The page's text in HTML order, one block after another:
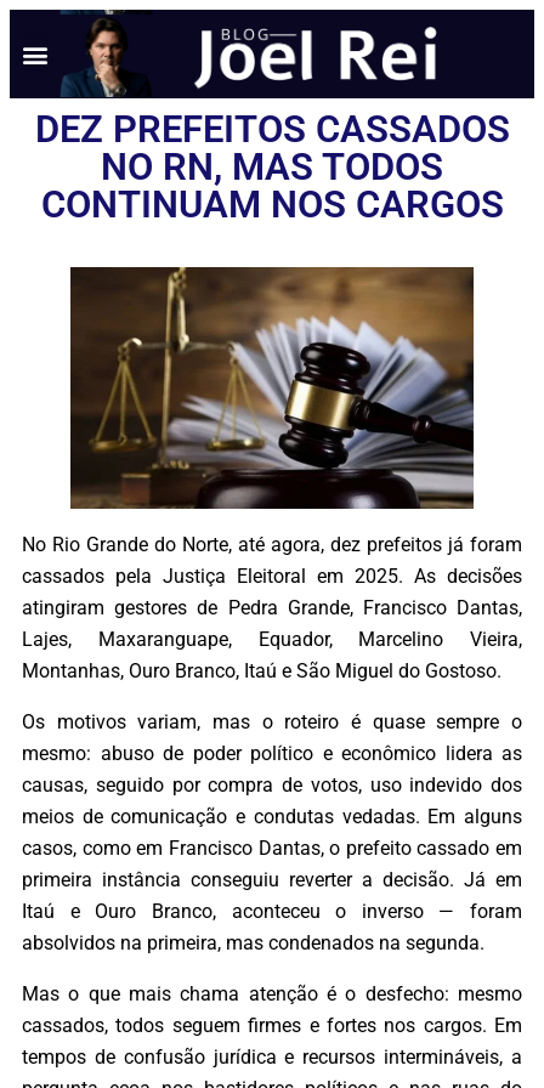
DEZ PREFEITOS CASSADOS
NO RN, MAS TODOS
CONTINUAM NOS CARGOS
No Rio Grande do Norte, até agora, dez prefeitos já foram
cassados pela Justiça Eleitoral em 2025. As decisões
atingiram gestores de Pedra Grande, Francisco Dantas,
Lajes, Maxaranguape, Equador, Marcelino Vieira,
Montanhas, Ouro Branco, Itaú e São Miguel do Gostoso.
Os motivos variam, mas o roteiro é quase sempre o
mesmo: abuso de poder político e econômico lidera as
causas, seguido por compra de votos, uso indevido dos
meios de comunicação e condutas vedadas. Em alguns
casos, como em Francisco Dantas, o prefeito cassado em
primeira instância conseguiu reverter a decisão. Já em
Itaú e Ouro Branco, aconteceu o inverso — foram
absolvidos na primeira, mas condenados na segunda.
Mas o que mais chama atenção é o desfecho: mesmo
cassados, todos seguem firmes e fortes nos cargos. Em
tempos de confusão jurídica e recursos intermináveis, a